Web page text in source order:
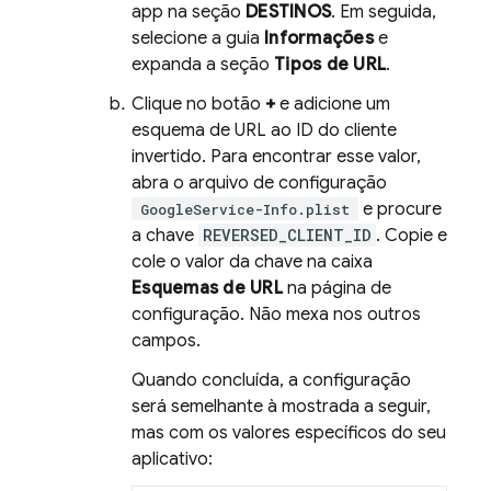
app na seção DESTINOS. Em seguida,
selecione a guia Informaçõese
expanda a seção Tipos de URL.
Clique no botão +e adicione um
esquema de URL ao ID do cliente
invertido. Para encontrar esse valor,
abra o arquivo de configuração
GoogleService-Info.plist
e procure
a chave REVERSED_CLIENT_ID . Copie e
cole o valor da chave na caixa
Esquemas de URLna página de
configuração. Não mexa nos outros
campos.
Quando concluída, a configuração
será semelhante à mostrada a seguir,
mas com os valores específicos do seu
aplicativo: